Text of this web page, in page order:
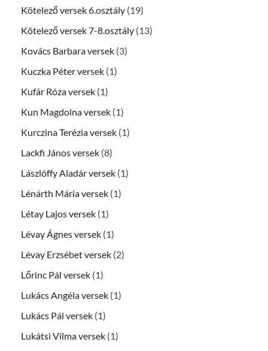
Kötelező versek 6.osztály (19)
Kötelező versek 7-8.osztály (13)
Kovács Barbara versek (3)
Kuczka Péter versek (1)
Kufár Róza versek (1)
Kun Magdolna versek (1)
Kurczina Terézia versek (1)
Lackfi János versek (8)
Lászlóffy Aladár versek (1)
Lénárth Mária versek (1)
Létay Lajos versek (1)
Lévay Ágnes versek (1)
Lévay Erzsébet versek (2)
Lőrinc Pál versek (1)
Lukács Angéla versek (1)
Lukács Pál versek (1)
Lukátsi Vilma versek (1)